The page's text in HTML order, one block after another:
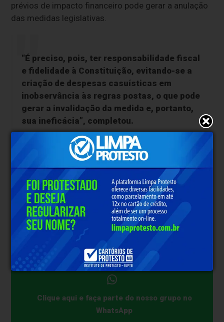
prévios de impacto financeiro pode gerar a anulação
das medidas legislativas.
“É preciso, pois, ter responsabilidade fiscal
e fidelidade à Constituição, evitando-se a
criação de despesas casuísticas em
inobservância às regras postas, o que pode
gerar a invalidação da medida e, portanto,
sua ineficácia”, completou.
Mais cedo, o Senado aprovou um projeto que
autoriza a renegociação de dívidas de
produtores ruraisafetados por eventos climáticos
e geopolíticos, como a guerra no Irã. A medida pode
ter grande impacto nas contas do governo federal.
Segundo o ministro da Fazenda, Dario Durigan, o
impacto da aprovação pode chegar a R$ 140
Clique aqui e faça parte do nosso grupo no
WhatsApp